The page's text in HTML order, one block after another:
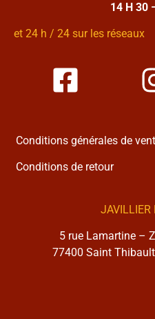
14 H 30
et 24 h / 24 sur les réseaux
Conditions générales de
Conditions de retour
5 rue Lamartine –
77400 Saint